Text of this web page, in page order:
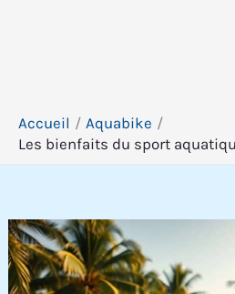
Accueil
Aquabike
Les bienfaits du sport